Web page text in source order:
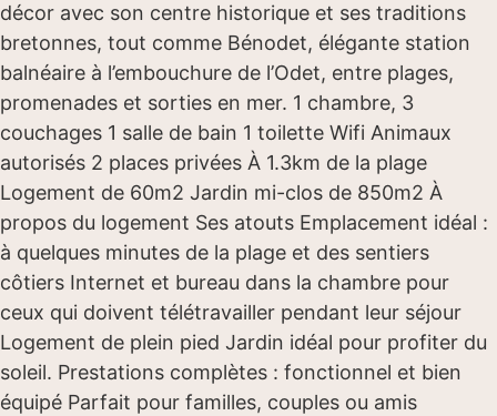
décor avec son centre historique et ses traditions
bretonnes, tout comme Bénodet, élégante station
balnéaire à l’embouchure de l’Odet, entre plages,
promenades et sorties en mer. 1 chambre, 3
couchages 1 salle de bain 1 toilette Wifi Animaux
autorisés 2 places privées À 1.3km de la plage
Logement de 60m2 Jardin mi-clos de 850m2 À
propos du logement Ses atouts Emplacement idéal :
à quelques minutes de la plage et des sentiers
côtiers Internet et bureau dans la chambre pour
ceux qui doivent télétravailler pendant leur séjour
Logement de plein pied Jardin idéal pour profiter du
soleil. Prestations complètes : fonctionnel et bien
équipé Parfait pour familles, couples ou amis